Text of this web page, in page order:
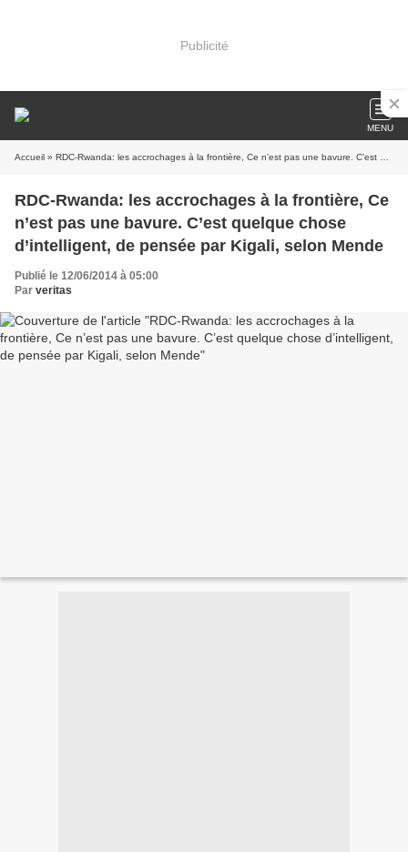
Publicité
MENU
Accueil » RDC-Rwanda: les accrochages à la frontière, Ce n’est pas une bavure. C’est quelque chose d’intelligent, de pensée par Kigali, selon Mende
RDC-Rwanda: les accrochages à la frontière, Ce
n’est pas une bavure. C’est quelque chose
d’intelligent, de pensée par Kigali, selon Mende
Publié le 12/06/2014 à 05:00
Par veritas